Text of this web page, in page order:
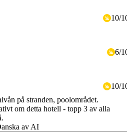
10/
6/
10/
på stranden, poolområdet.
om detta hotell - topp 3 av alla
av AI